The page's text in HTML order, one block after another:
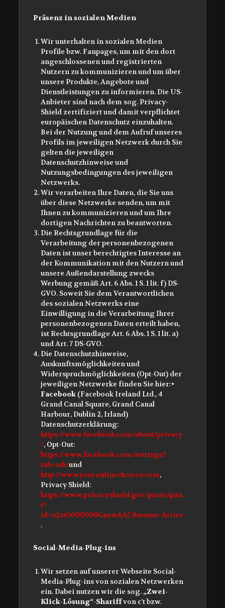
Präsenz in sozialen Medien
Wir unterhalten in sozialen Medien
Profile bzw. Fanpages, um mit den dort
angeschlossenen und registrierten
Nutzern zu kommunizieren und um über
unsere Produkte, Angebote und
Dienstleistungen zu informieren. Die US-
Anbieter sind nach dem sog. Privacy-
Shield zertifiziert und damit verpflichtet
europäischen Datenschutz einzuhalten.
Bei der Nutzung und dem Aufruf unseres
Profils im jeweiligen Netzwerk durch Sie
gelten die jeweiligen
Datenschutzhinweise und
Nutzungsbedingungen des jeweiligen
Netzwerks.
Wir verarbeiten Ihre Daten, die Sie uns
über diese Netzwerke senden, um mit
Ihnen zu kommunizieren und um Ihre
dortigen Nachrichten zu beantworten.
Die Rechtsgrundlage für die
Verarbeitung der personenbezogenen
Daten ist unser berechtigtes Interesse an
der Kommunikation mit den Nutzern und
unsere Außendarstellung zwecks
Werbung gemäß Art. 6 Abs. 1 S. 1 lit. f) DS-
GVO. Soweit Sie dem Verantwortlichen
des sozialen Netzwerks eine
Einwilligung in die Verarbeitung Ihrer
personenbezogenen Daten erteilt haben,
ist Rechtsgrundlage Art. 6 Abs. 1 S. 1 lit. a)
und Art. 7 DS-GVO.
Die Datenschutzhinweise,
Auskunftsmöglichkeiten und
Widerspruchmöglichkeiten (Opt-Out) der
jeweiligen Netzwerke finden Sie hier:•
Facebook (Facebook Ireland Ltd., 4
Grand Canal Square, Grand Canal
Harbour, Dublin 2, Irland)
Datenschutzerklärung:
https://www.facebook.com/about/privacy
/, Opt-Out:
https://www.facebook.com/settings?
tab=adsund
http://www.youronlinechoices.com,
Privacy Shield:
https://www.privacyshield.gov/participan
t?
id=a2zt0000000GnywAAC&status=Active
.
Social-Media-Plug-ins
Wir setzen auf unserer Webseite Social-
Media-Plug-ins von sozialen Netzwerken
ein. Dabei nutzen wir die sog. „Zwei-
Klick-Lösung“-Shariffvon c’t bzw.